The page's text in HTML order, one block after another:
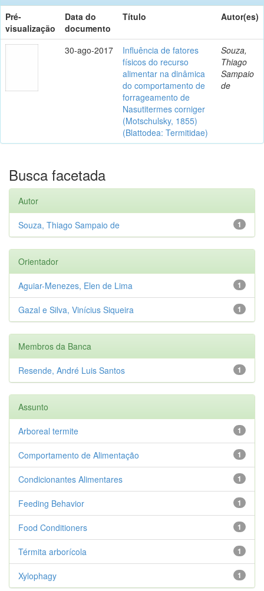
Pré-
visualização
Data do
documento
Título Autor(es)
30-ago-2017
Influência de fatores
físicos do recurso
alimentar na dinâmica
do comportamento de
forrageamento de
Nasutitermes corniger
(Motschulsky, 1855)
(Blattodea: Termitidae)
Souza,
Thiago
Sampaio
de
Busca facetada
Autor
1
Souza, Thiago Sampaio de
Orientador
1
Aguiar-Menezes, Elen de Lima
1
Gazal e Silva, Vinícius Siqueira
Membros da Banca
1
Resende, André Luis Santos
Assunto
1
Arboreal termite
1
Comportamento de Alimentação
1
Condicionantes Alimentares
1
Feeding Behavior
1
Food Conditioners
1
Térmita arborícola
1
Xylophagy